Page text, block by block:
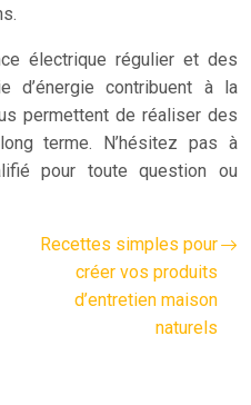
électrique régulier et des
d’énergie contribuent à la
permettent de réaliser des
terme. N’hésitez pas à
pour toute question ou
Recettes simples pour
créer vos produits
d’entretien maison
naturels